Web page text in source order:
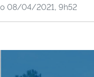
08/04/2021, 9h52